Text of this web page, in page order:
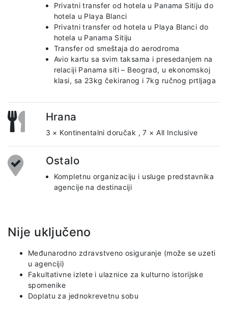
Privatni transfer od hotela u Panama Sitiju do
hotela u Playa Blanci
Privatni transfer od hotela u Playa Blanci do
hotela u Panama Sitiju
Transfer od smeštaja do aerodroma
Avio kartu sa svim taksama i presedanjem na
relaciji Panama siti – Beograd, u ekonomskoj
klasi, sa 23kg čekiranog i 7kg ručnog prtljaga
Hrana
3 × Kontinentalni doručak ,7 × All Inclusive
Ostalo
Kompletnu organizaciju i usluge predstavnika
agencije na destinaciji
Nije uključeno
Međunarodno zdravstveno osiguranje (može se uzeti
u agenciji)
Fakultativne izlete i ulaznice za kulturno istorijske
spomenike
Doplatu za jednokrevetnu sobu